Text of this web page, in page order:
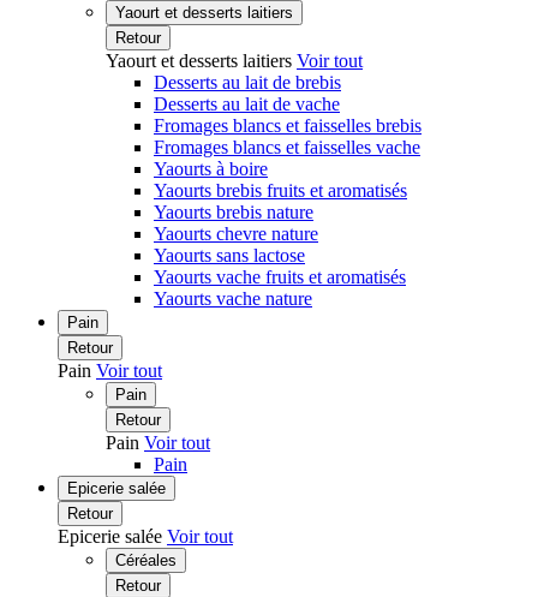
Yaourt et desserts laitiers
Retour
Yaourt et desserts laitiers Voir tout
Desserts au lait de brebis
Desserts au lait de vache
Fromages blancs et faisselles brebis
Fromages blancs et faisselles vache
Yaourts à boire
Yaourts brebis fruits et aromatisés
Yaourts brebis nature
Yaourts chevre nature
Yaourts sans lactose
Yaourts vache fruits et aromatisés
Yaourts vache nature
Pain
Retour
Pain Voir tout
Pain
Retour
Pain Voir tout
Pain
Epicerie salée
Retour
Epicerie salée Voir tout
Céréales
Retour